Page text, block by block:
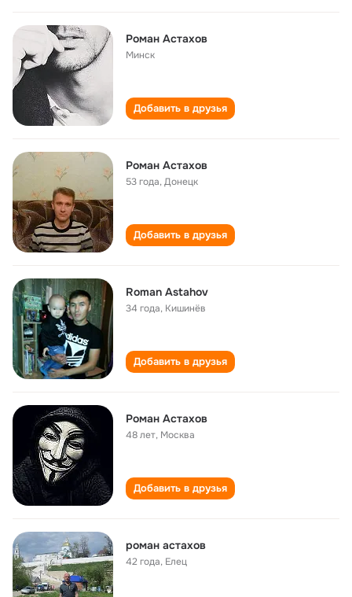
Роман Астахов
Минск
Добавить в друзья
Роман Астахов
53 года,Донецк
Добавить в друзья
Roman Astahov
34 года, Кишинёв
Добавить в друзья
Роман Астахов
48 лет, Москва
Добавить в друзья
роман астахов
42 года, Елец